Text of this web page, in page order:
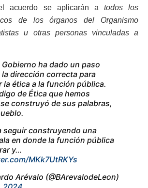
acuerdo se aplicarán a todos los
de los órganos del Organismo
u otras personas vinculadas a
ha dado un paso
la dirección correcta para
la ética a la función pública.
de Ética que hemos
construyó de sus palabras,
seguir construyendo una
en donde la función pública
y…
MKk7UtRKYs
Arévalo (@BArevalodeLeon)